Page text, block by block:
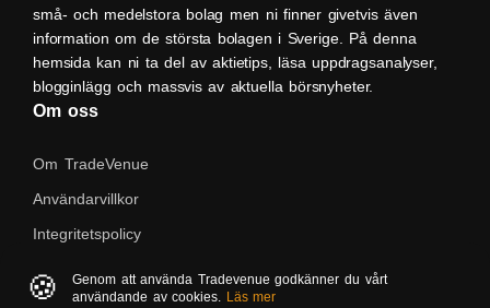
små- och medelstora bolag men ni finner givetvis även
information om de största bolagen i Sverige. På denna
hemsida kan ni ta del av aktietips, läsa uppdragsanalyser,
blogginlägg och massvis av aktuella börsnyheter.
Om oss
Om TradeVenue
Användarvillkor
Integritetspolicy
Native
🍪
Genom att använda Tradevenue godkänner du vårt
användande av cookies. Läs mer